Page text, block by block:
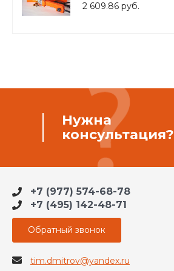
TIM WM-05
2 609.86 руб.
Нужна
консультация?
+7 (977) 574-68-78
+7 (495) 142-48-71
Обратный звонок
tim.dmitrov@yandex.ru